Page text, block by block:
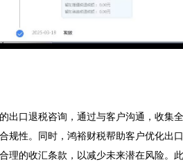
出口退税咨询，通过与客户沟通，收集
规性。同时，鸿裕财税帮助客户优化出
理的收汇条款，以减少未来潜在风险。此